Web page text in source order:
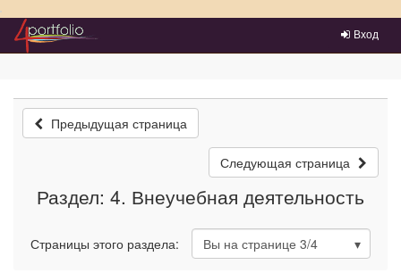
Преейти на главное меню
Вход
Предыдущая страница
Следующая страница
Раздел: 4. Внеучебная деятельность
Страницы этого раздела: Вы на странице 3/4